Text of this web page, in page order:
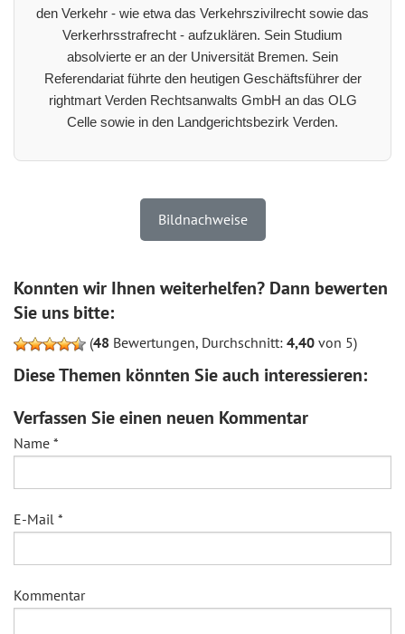
den Verkehr - wie etwa das Verkehrszivilrecht sowie das
Verkerhrsstrafrecht - aufzuklären. Sein Studium
absolvierte er an der Universität Bremen. Sein
Referendariat führte den heutigen Geschäftsführer der
rightmart Verden Rechtsanwalts GmbH an das OLG
Celle sowie in den Landgerichtsbezirk Verden.
Bildnachweise
Konnten wir Ihnen weiterhelfen? Dann bewerten
Sie uns bitte:
(48 Bewertungen, Durchschnitt: 4,40 von 5)
Diese Themen könnten Sie auch interessieren:
Verfassen Sie einen neuen Kommentar
Name *
E-Mail *
Kommentar